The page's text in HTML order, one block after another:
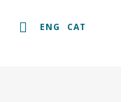
ENG CAT